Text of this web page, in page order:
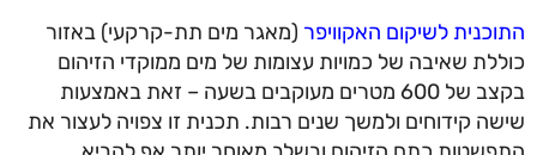
התוכנית לשיקום האקוויפר (מאגר מים תת-קרקעי) באזור
כוללת שאיבה של כמויות עצומות של מים ממוקדי הזיהום
בקצב של 600 מטרים מעוקבים בשעה – זאת באמצעות
שישה קידוחים ולמשך שנים רבות. תכנית זו צפויה לעצור את